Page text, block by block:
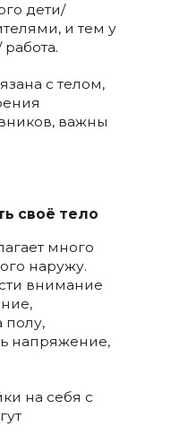
дети/
и тем у
с телом,
важны
своё тело
много
наружу.
внимание
полу,
напряжение,
на себя с